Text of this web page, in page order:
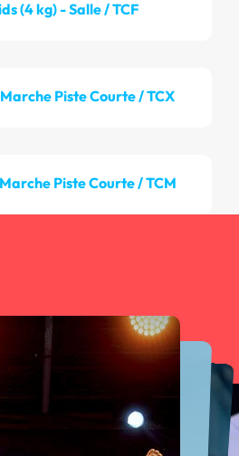
(4 kg) - Salle / TCF
Piste Courte / TCX
Piste Courte / TCM